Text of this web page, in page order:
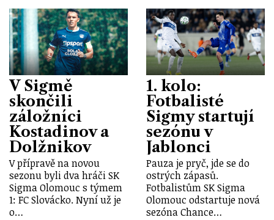
V Sigmě
skončili
záložníci
Kostadinov a
Dolžnikov
V přípravě na novou
sezonu byli dva hráči SK
Sigma Olomouc s týmem
1: FC Slovácko. Nyní už je
o…
1. kolo:
Fotbalisté
Sigmy startují
sezónu v
Jablonci
Pauza je pryč, jde se do
ostrých zápasů.
Fotbalistům SK Sigma
Olomouc odstartuje nová
sezóna Chance…